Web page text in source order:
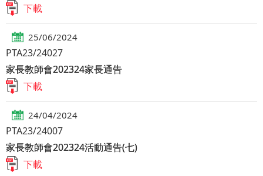
下載
25/06/2024
PTA23/24027
家長教師會202324家長通告
下載
24/04/2024
PTA23/24007
家長教師會202324活動通告(七)
下載